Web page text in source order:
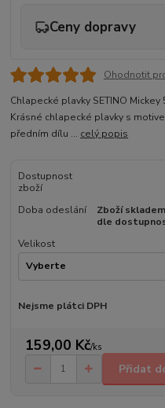
Ceny dopravy
Ohodnotit
Chlapecké plavky SETINO Mickey
Krásné chlapecké plavky s
předním dílu ... celý popis
Dostupnost
zboží
Doba odeslání
Zboží
dle
Velikost
Nejsme plátci DPH
159,00 Kč/ks
Přidat